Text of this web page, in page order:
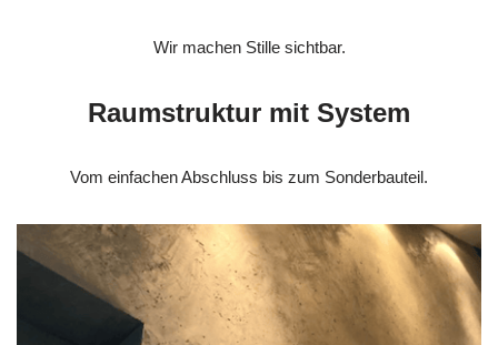
Wir machen Stille sichtbar.
Raumstruktur mit System
Vom einfachen Abschluss bis zum Sonderbauteil.